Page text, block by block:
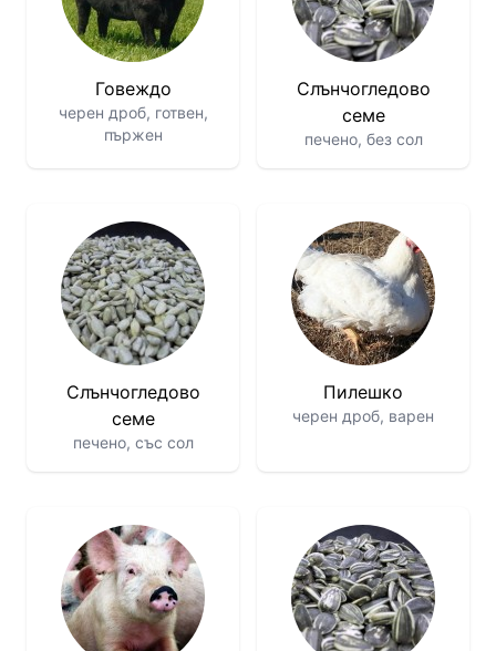
Говеждо
черен дроб, готвен,
пържен
Слънчогледово
семе
печено, без сол
Слънчогледово
семе
печено, със сол
Пилешко
черен дроб, варен